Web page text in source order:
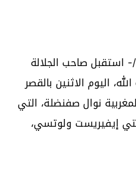
الرباط-الإثنين8 يونيو 2026/- استقبل صاحب الجلالة
اليوم الاثنين بالقصر
نوال صفنضلة، التي
إيفيريست ولوتسي،